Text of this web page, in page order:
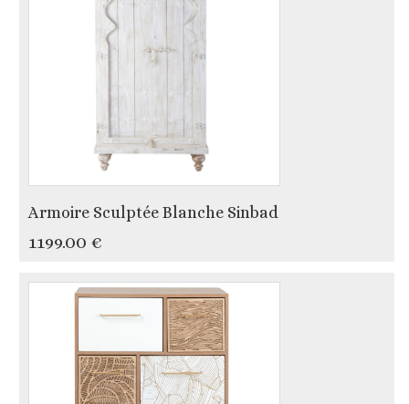
Armoire Sculptée Blanche Sinbad
1199.00 €